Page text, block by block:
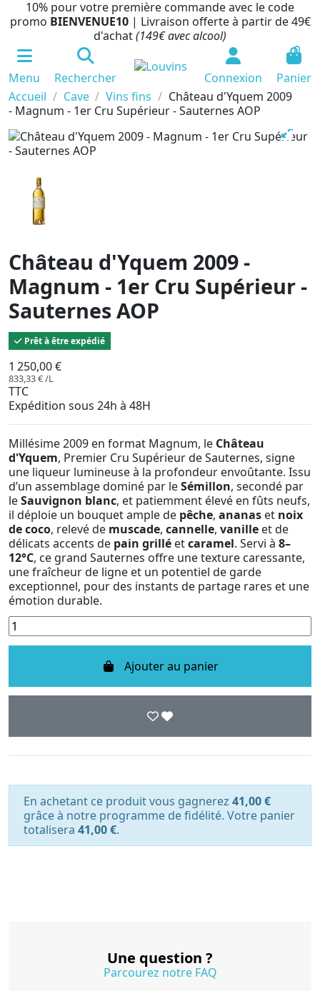
10% pour votre première commande avec le code
promo BIENVENUE10 | Livraison offerte à partir de 49€
d'achat(149€ avec alcool)
Menu Rechercher Connexion
0
Panier
Accueil
Cave Vins fins
Château d'Yquem 2009
- Magnum - 1er Cru Supérieur - Sauternes AOP
Château d'Yquem 2009 -
Magnum - 1er Cru Supérieur -
Sauternes AOP
Prêt à être expédié
1 250,00 €
833,33 € /L
TTC
Expédition sous 24h à 48H
Millésime 2009 en format Magnum, le Château
d'Yquem, Premier Cru Supérieur de Sauternes, signe
une liqueur lumineuse à la profondeur envoûtante. Issu
d’un assemblage dominé par leSémillon, secondé par
leSauvignon blanc, et patiemment élevé en fûts neufs,
il déploie un bouquet ample de pêche, ananas et noix
de coco, relevé de muscade, cannelle, vanille et de
délicats accents de pain grillé etcaramel. Servi à 8–
12°C, ce grand Sauternes offre une texture caressante,
une fraîcheur de ligne et un potentiel de garde
exceptionnel, pour des instants de partage rares et une
émotion durable.
Ajouter au panier
En achetant ce produit vous gagnerez 41,00 €
grâce à notre programme de fidélité. Votre panier
totalisera 41,00 €.
Une question ?
Parcourez notre FAQ